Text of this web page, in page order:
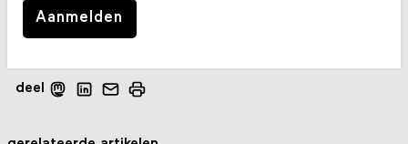
Aanmelden
deel